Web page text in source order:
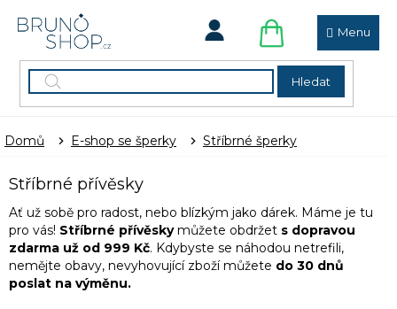
Hledat
NÁKUPNÍ
KOŠÍK
Domů E-shop se šperky Stříbrné šperky
Stříbrné přívěsky
Ať už sobě pro radost, nebo blízkým jako dárek. Máme je tu
pro vás! Stříbrné přívěsky můžete obdržet s dopravou
zdarma už od 999 Kč. Kdybyste se náhodou netrefili,
nemějte obavy, nevyhovující zboží můžete do 30 dnů
poslat na výměnu.